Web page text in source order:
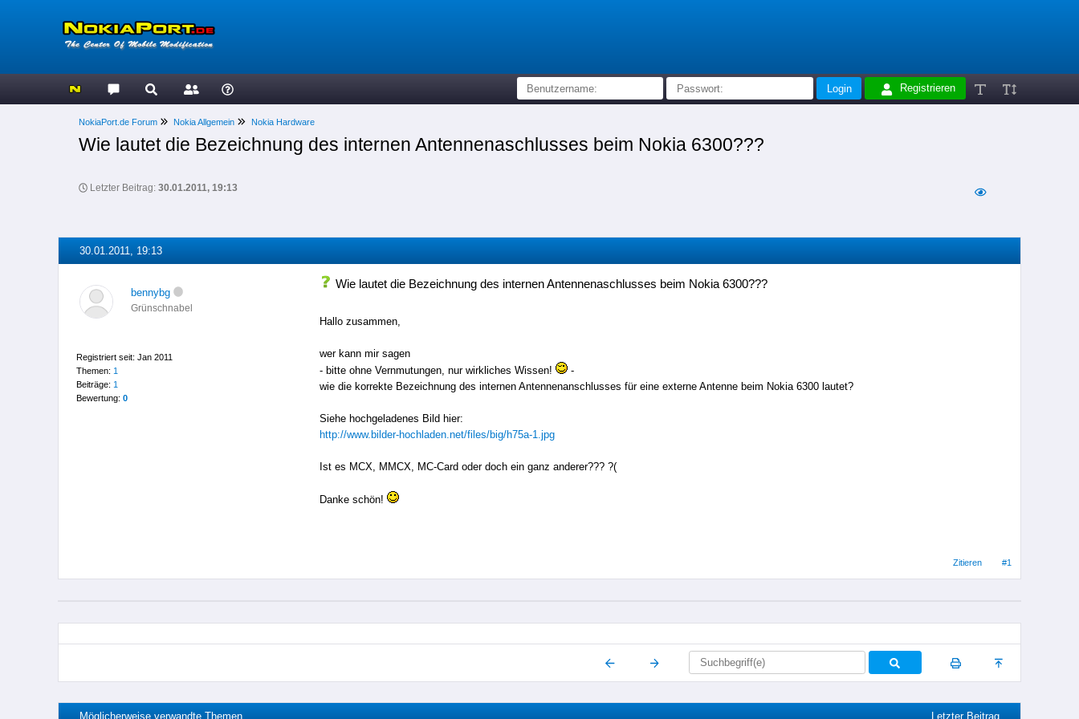
Registrieren
NokiaPort.de Forum Nokia Allgemein Nokia Hardware
Wie lautet die Bezeichnung des internen Antennenaschlusses beim Nokia 6300???
Letzter Beitrag:30.01.2011, 19:13
30.01.2011, 19:13
bennybg
Grünschnabel
Registriert seit: Jan 2011
Themen: 1
Beiträge: 1
Bewertung: 0
Wie lautet die Bezeichnung des internen Antennenaschlusses beim Nokia 6300???
Hallo zusammen,
wer kann mir sagen
- bitte ohne Vernmutungen, nur wirkliches Wissen!
-
wie die korrekte Bezeichnung des internen Antennenanschlusses für eine externe Antenne beim Nokia 6300 lautet?
Siehe hochgeladenes Bild hier:
http://www.bilder-hochladen.net/files/big/h75a-1.jpg
Ist es MCX, MMCX, MC-Card oder doch ein ganz anderer??? ?(
Danke schön!
Zitieren #1
Möglicherweise verwandte Themen… Letzter Beitrag